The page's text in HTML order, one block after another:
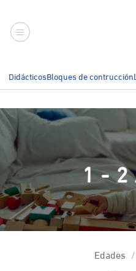
contenido
DidácticosBloques de contrucción
1 - 2
Edades /